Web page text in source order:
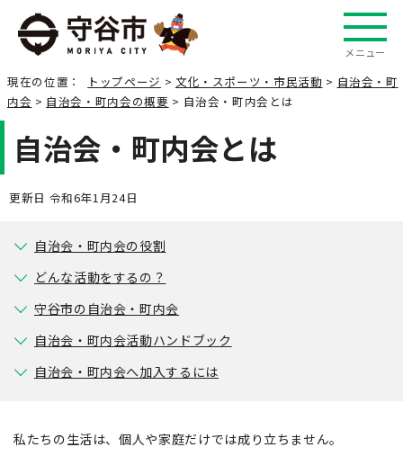
メニュー
現在の位置： トップページ > 文化・スポーツ・市民活動 > 自治会・町
内会 > 自治会・町内会の概要 > 自治会・町内会とは
自治会・町内会とは
更新日 令和6年1月24日
自治会・町内会の役割
どんな活動をするの？
守谷市の自治会・町内会
自治会・町内会活動ハンドブック
自治会・町内会へ加入するには
私たちの生活は、個人や家庭だけでは成り立ちません。